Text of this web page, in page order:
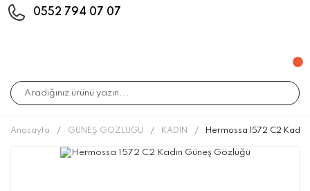
0552 794 07 07
Anasayfa GÜNEŞ GÖZLÜĞÜ KADIN Hermossa 1572 C2